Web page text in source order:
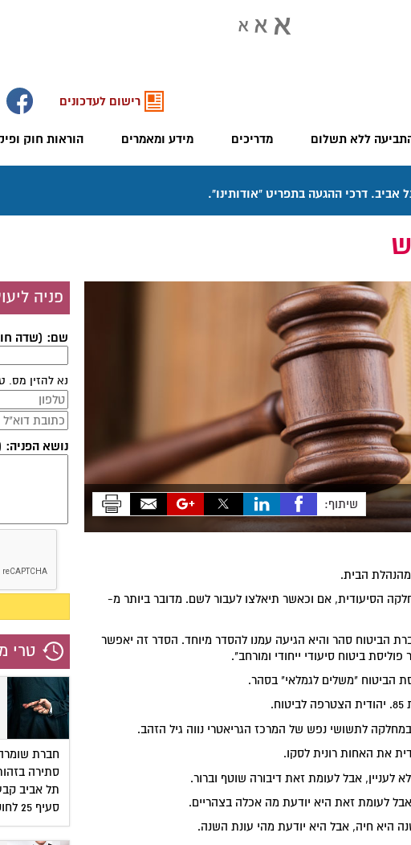
ללא תשלום מדריכים מידע ומאמרים הוראות חוק
רישום לעדכונים
שיתוף:
מהנהלת הבית.
הסיעודית, אם וכאשר תיאלצו לעבור לשם. מדובר ביותר מ-
הביטוח סהר והיא הגיעה עמנו להסדר מיוחד. הסדר זה יאפשר
ביטוח סיעודי ייחודי ומורחב".
הביטוח "משלים לגמלאי" בסהר.
את האחות רונית לסקו.
לעניין, אבל לעומת זאת דיבורה שוטף וברור.
לעומת זאת היא יודעת מה אכלה בצהריים.
היא חיה, אבל היא יודעת מהי עונת השנה.
פניה
שם: (שדה
נא להזין מס.
נושא
טרי
חברת
סתירה
תל אביב
סעיף 25 לחוק חוזה הביטוח.